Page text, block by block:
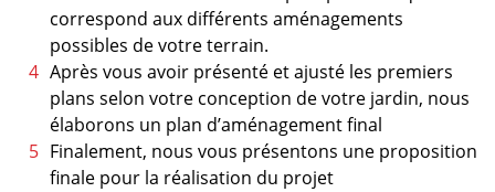
correspond aux différents aménagements
possibles de votre terrain.
Après vous avoir présenté et ajusté les premiers
plans selon votre conception de votre jardin, nous
élaborons un plan d’aménagement final
Finalement, nous vous présentons une proposition
finale pour la réalisation du projet